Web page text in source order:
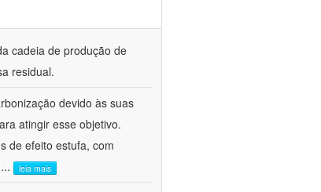
cadeia de produção de
residual.
devido às suas
atingir esse objetivo.
de efeito estufa, com
... leia mais